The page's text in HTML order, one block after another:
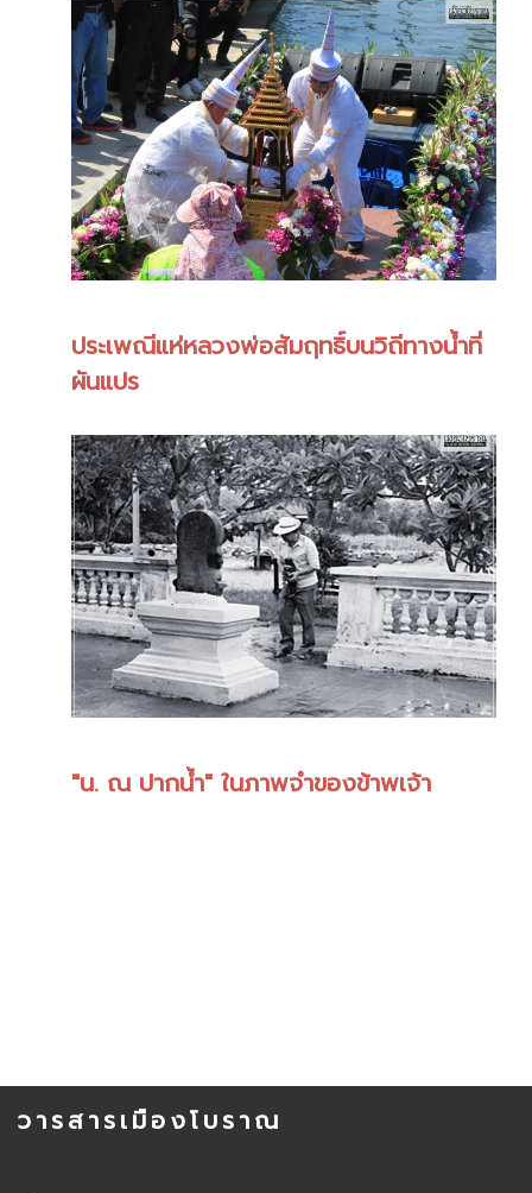
ประเพณีแห่หลวงพ่อสัมฤทธิ์บนวิถีทางน้ำที่
ผันแปร
"น. ณ ปากน้ำ" ในภาพจำของข้าพเจ้า
วารสารเมืองโบราณ